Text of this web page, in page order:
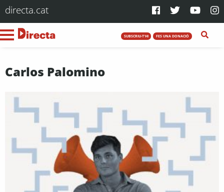
directa.cat
SUBSCRIU-T'HI FES UNA DONACIÓ
Carlos Palomino